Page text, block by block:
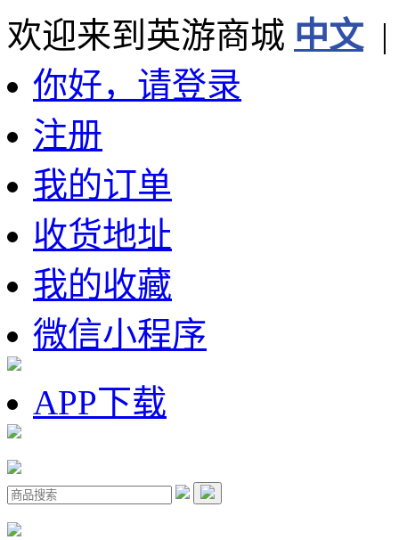
欢迎来到英游商城 中文
你好，请登录
注册
我的订单
收货地址
我的收藏
微信小程序
APP下载